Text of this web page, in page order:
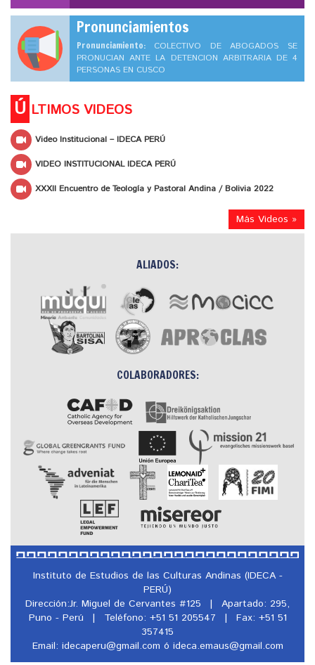
Pronunciamientos
Pronunciamiento: COLECTIVO DE ABOGADOS SE
PRONUCIAN ANTE LA DETENCION ARBITRARIA DE 4
PERSONAS EN CUSCO
Ú LTIMOS VIDEOS
Video Institucional – IDECA PERÚ
VIDEO INSTITUCIONAL IDECA PERÚ
XXXII Encuentro de Teología y Pastoral Andina / Bolivia 2022
Más Videos »
ALIADOS:
COLABORADORES:
Instituto de Estudios de las Culturas Andinas (IDECA -
PERÚ)
Dirección:Jr. Miguel de Cervantes #125
|
Apartado: 295,
Puno - Perú
| Teléfono: +51 51 205547 |
Fax: +51 51
357415
Email: idecaperu@gmail.com ó ideca.emaus@gmail.com